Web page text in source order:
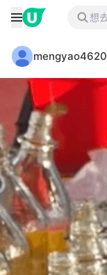
mengyao4620